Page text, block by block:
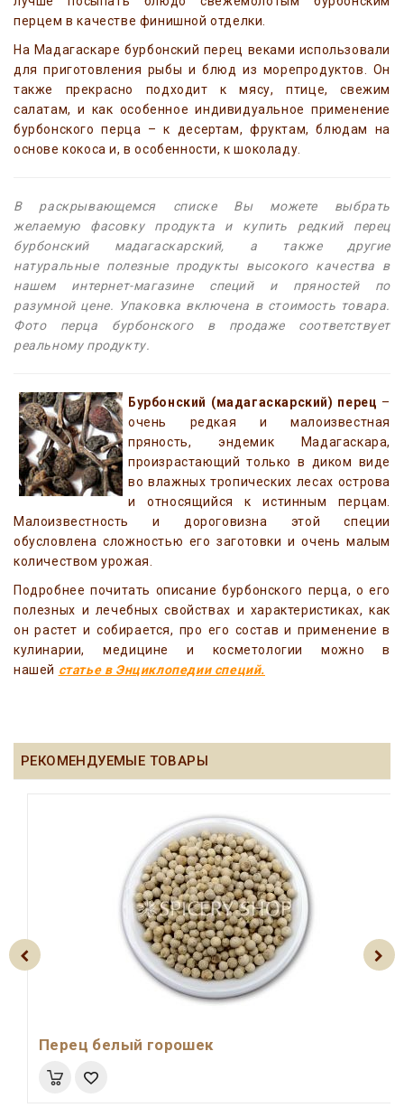
перцем в качестве финишной отделки.
На Мадагаскаре бурбонский перец веками использовали
для приготовления рыбы и блюд из морепродуктов. Он
также прекрасно подходит к мясу, птице, свежим
салатам, и как особенное индивидуальное применение
бурбонского перца – к десертам, фруктам, блюдам на
основе кокоса и, в особенности, к шоколаду.
В раскрывающемся списке Вы можете выбрать
желаемую фасовку продукта и купить редкий перец
бурбонский мадагаскарский, а также другие
натуральные полезные продукты высокого качества в
нашем интернет-магазине специй и пряностей по
разумной цене. Упаковка включена в стоимость товара.
Фото перца бурбонского в продаже соответствует
реальному продукту.
Бурбонский (мадагаскарский) перец –
очень редкая и малоизвестная
пряность, эндемик Мадагаскара,
произрастающий только в диком виде
во влажных тропических лесах острова
и относящийся к истинным перцам.
Малоизвестность и дороговизна этой специи
обусловлена сложностью его заготовки и очень малым
количеством урожая.
Подробнее почитать описание бурбонского перца, о его
полезных и лечебных свойствах и характеристиках, как
он растет и собирается, про его состав и применение в
кулинарии, медицине и косметологии можно в
нашей статье в Энциклопедии специй.
РЕКОМЕНДУЕМЫЕ ТОВАРЫ
Перец белый горошек